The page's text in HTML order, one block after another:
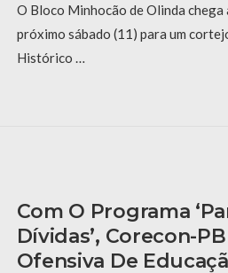
O Bloco Minhocão de Olinda chega
próximo sábado (11) para um
Histórico …
Com O Programa
Dívidas’, Corecon-
Ofensiva De